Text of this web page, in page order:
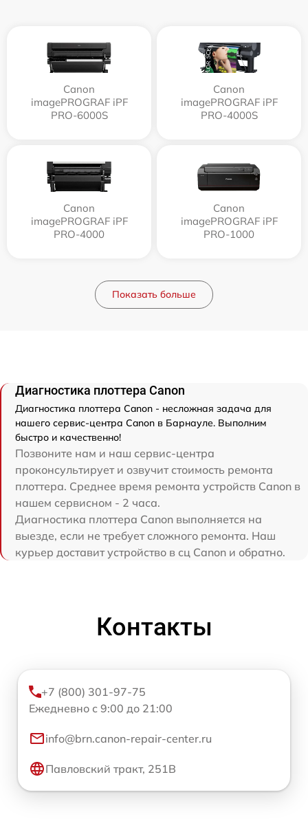
Canon
imagePROGRAF iPF
PRO-6000S
Canon
imagePROGRAF iPF
PRO-4000S
Canon
imagePROGRAF iPF
PRO-4000
Canon
imagePROGRAF iPF
PRO-1000
Показать больше
Диагностика плоттера Canon
Диагностика плоттера Canon - несложная задача для
нашего сервис-центра Canon в Барнауле. Выполним
быстро и качественно!
Позвоните нам и наш сервис-центра
проконсультирует и озвучит стоимость ремонта
плоттера. Среднее время ремонта устройств Canon в
нашем сервисном - 2 часа.
Диагностика плоттера Canon выполняется на
выезде, если не требует сложного ремонта. Наш
курьер доставит устройство в сц Canon и обратно.
Контакты
+7 (800) 301-97-75
Ежедневно с 9:00 до 21:00
info@brn.canon-repair-center.ru
Павловский тракт, 251В